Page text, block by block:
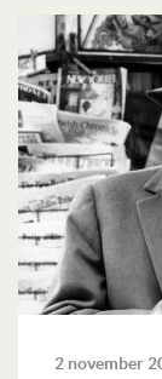
Lees verder
2 november